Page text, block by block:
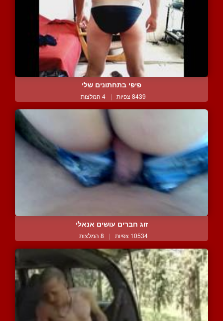
פיפי בתחתונים שלי
8439 צפיות | 4 המלצות
זוג חברים עושים אנאלי
10534 צפיות | 8 המלצות